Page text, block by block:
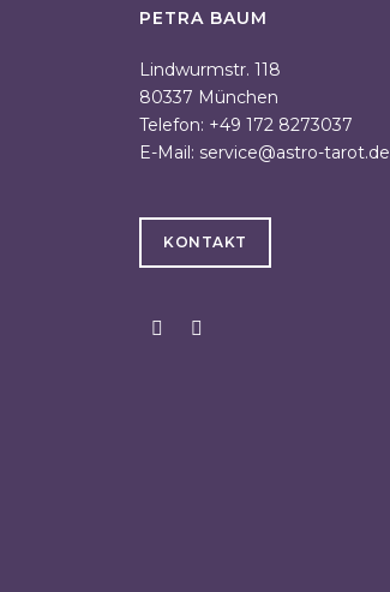
PETRA BAUM
Lindwurmstr. 118
80337 München
Telefon: +49 172 8273037
E-Mail: service@astro-tarot.de
KONTAKT